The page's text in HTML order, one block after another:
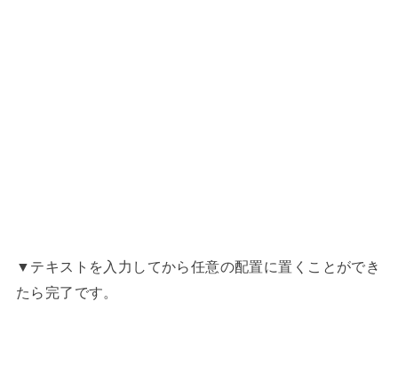
▼テキストを入力してから任意の配置に置くことができ
たら完了です。